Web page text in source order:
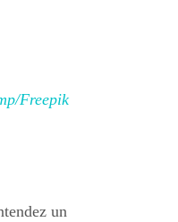
Freepik
un